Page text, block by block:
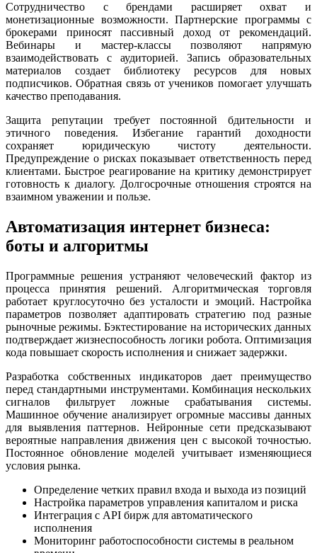
Сотрудничество с брендами расширяет охват и
монетизационные возможности. Партнерские программы с
брокерами приносят пассивный доход от рекомендаций.
Вебинары и мастер-классы позволяют напрямую
взаимодействовать с аудиторией. Запись образовательных
материалов создает библиотеку ресурсов для новых
подписчиков. Обратная связь от учеников помогает улучшать
качество преподавания.
Защита репутации требует постоянной бдительности и
этичного поведения. Избегание гарантий доходности
сохраняет юридическую чистоту деятельности.
Предупреждение о рисках показывает ответственность перед
клиентами. Быстрое реагирование на критику демонстрирует
готовность к диалогу. Долгосрочные отношения строятся на
взаимном уважении и пользе.
Автоматизация интернет бизнеса:
боты и алгоритмы
Программные решения устраняют человеческий фактор из
процесса принятия решений. Алгоритмическая торговля
работает круглосуточно без усталости и эмоций. Настройка
параметров позволяет адаптировать стратегию под разные
рыночные режимы. Бэктестирование на исторических данных
подтверждает жизнеспособность логики робота. Оптимизация
кода повышает скорость исполнения и снижает задержки.
Разработка собственных индикаторов дает преимущество
перед стандартными инструментами. Комбинация нескольких
сигналов фильтрует ложные срабатывания системы.
Машинное обучение анализирует огромные массивы данных
для выявления паттернов. Нейронные сети предсказывают
вероятные направления движения цен с высокой точностью.
Постоянное обновление моделей учитывает изменяющиеся
условия рынка.
Определение четких правил входа и выхода из позиций
Настройка параметров управления капиталом и риска
Интеграция с API бирж для автоматического
исполнения
Мониторинг работоспособности системы в реальном